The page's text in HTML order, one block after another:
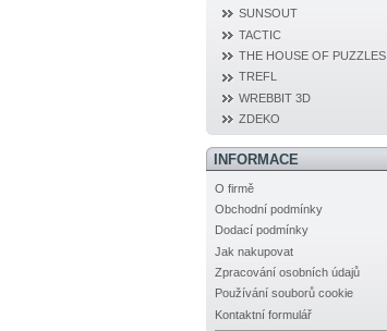
SUNSOUT
TACTIC
THE HOUSE OF PUZZLES
TREFL
WREBBIT 3D
ZDEKO
INFORMACE
O firmě
Obchodní podmínky
Dodací podmínky
Jak nakupovat
Zpracování osobních údajů
Používání souborů cookie
Kontaktní formulář